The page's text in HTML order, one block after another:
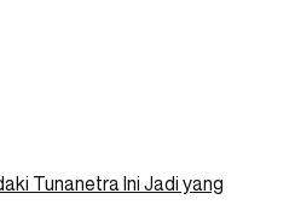
Tunanetra Ini Jadi yang